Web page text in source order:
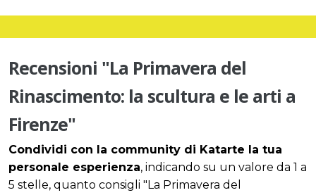
Recensioni "La Primavera del
Rinascimento: la scultura e le arti a
Firenze"
Condividi con la community di Katarte la tua
personale esperienza, indicando su un valore da 1 a
5 stelle, quanto consigli "La Primavera del